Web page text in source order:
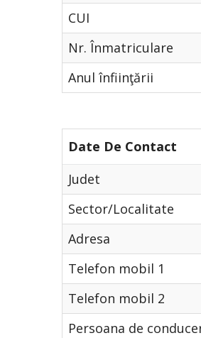
CUI
Nr. Înmatriculare
Anul înfiinţării
Date De Contact
Judet
Sector/Localitate
Adresa
Telefon mobil 1
Telefon mobil 2
Persoana de